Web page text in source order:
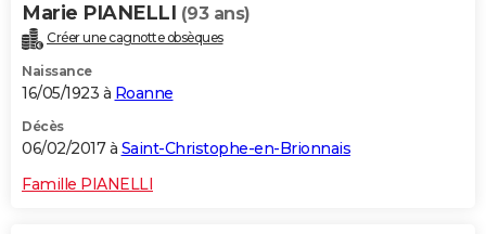
Marie PIANELLI (93 ans)
Créer une cagnotte obsèques
Naissance
16/05/1923 à Roanne
Décès
06/02/2017 à Saint-Christophe-en-Brionnais
Famille PIANELLI